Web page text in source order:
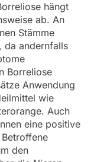
hängt
ab. An
Stämme
da andernfalls
Borreliose
Anwendung
wie
Auch
eine positive
den